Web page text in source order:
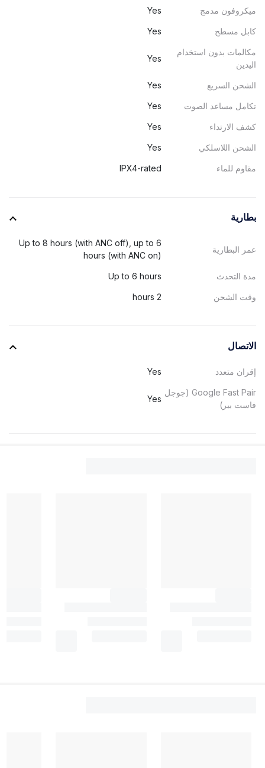
ميكروفون مدمج Yes
كابل مسطح Yes
مكالمات بدون استخدام
اليدين
Yes
الشحن السريع Yes
تكامل مساعد الصوت Yes
كشف الارتداء Yes
الشحن اللاسلكي Yes
مقاوم للماء IPX4-rated
بطارية
عمر البطارية
Up to 8 hours (with ANC off), up to 6
hours (with ANC on)
مدة التحدث Up to 6 hours
وقت الشحن 2 hours
الاتصال
إقران متعدد Yes
Google Fast Pair (جوجل
فاست بير)
Yes